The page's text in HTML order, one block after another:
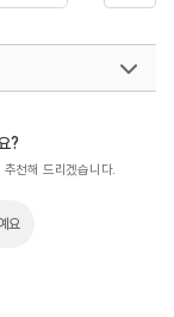
?
천해 드리겠습니다.
요